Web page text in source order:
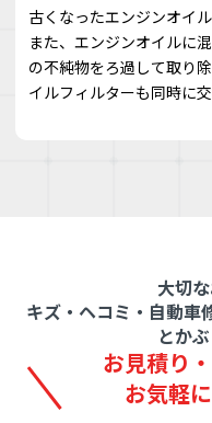
古くなったエンジンオイ
また、エンジンオイルに
の不純物をろ過して取り
イルフィルターも同時に交
大切
キズ・ヘコミ・自動車
とか
お見積り
お気軽